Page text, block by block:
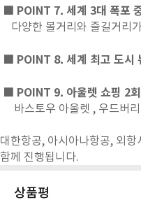
■ POINT 7. 세계 3대 폭포
다양한 볼거리와 즐길거리
■ POINT 8. 세계 최고 도시
■ POINT 9. 아울렛 쇼핑 2
바스토우 아울렛 , 우드버
대한항공, 아시아나항공, 외
함께 진행됩니다.
상품평